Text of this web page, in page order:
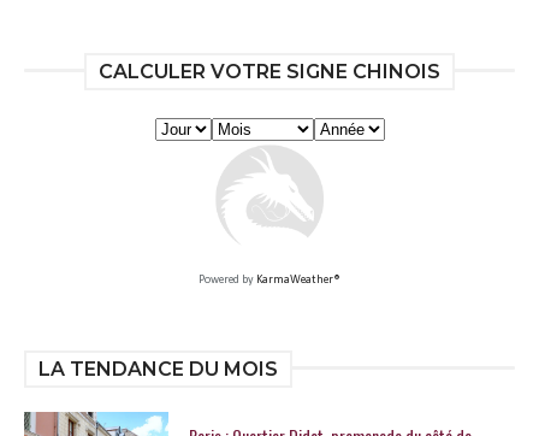
CALCULER VOTRE SIGNE CHINOIS
Powered by KarmaWeather®
LA TENDANCE DU MOIS